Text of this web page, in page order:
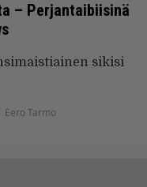
– Perjantaibiisinä
sikisi
Eero Tarmo